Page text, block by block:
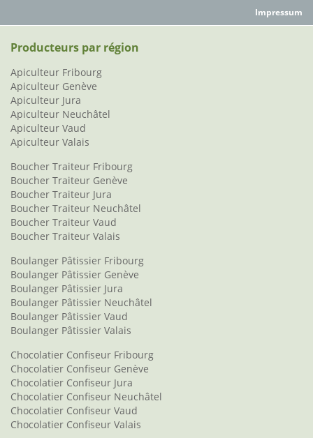
Impressum
Producteurs par région
Apiculteur Fribourg
Apiculteur Genève
Apiculteur Jura
Apiculteur Neuchâtel
Apiculteur Vaud
Apiculteur Valais
Boucher Traiteur Fribourg
Boucher Traiteur Genève
Boucher Traiteur Jura
Boucher Traiteur Neuchâtel
Boucher Traiteur Vaud
Boucher Traiteur Valais
Boulanger Pâtissier Fribourg
Boulanger Pâtissier Genève
Boulanger Pâtissier Jura
Boulanger Pâtissier Neuchâtel
Boulanger Pâtissier Vaud
Boulanger Pâtissier Valais
Chocolatier Confiseur Fribourg
Chocolatier Confiseur Genève
Chocolatier Confiseur Jura
Chocolatier Confiseur Neuchâtel
Chocolatier Confiseur Vaud
Chocolatier Confiseur Valais